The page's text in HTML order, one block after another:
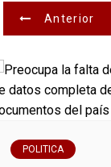
N
a
v
e
g
Anterior
POLITICA